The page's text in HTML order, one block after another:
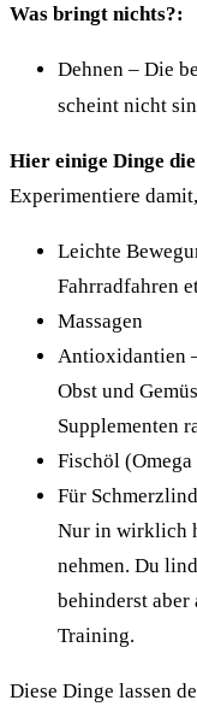
Was bringt nichts?:
Dehnen – Die
scheint nicht
Hier einige Dinge
Experimentiere
Leichte
Fahrradfahren
Massagen
Antioxidantien
Obst und
Supplementen
Fischöl (Omega
Für
Nur in wirklich
nehmen. Du
behinderst aber
Training.
Diese Dinge lassen